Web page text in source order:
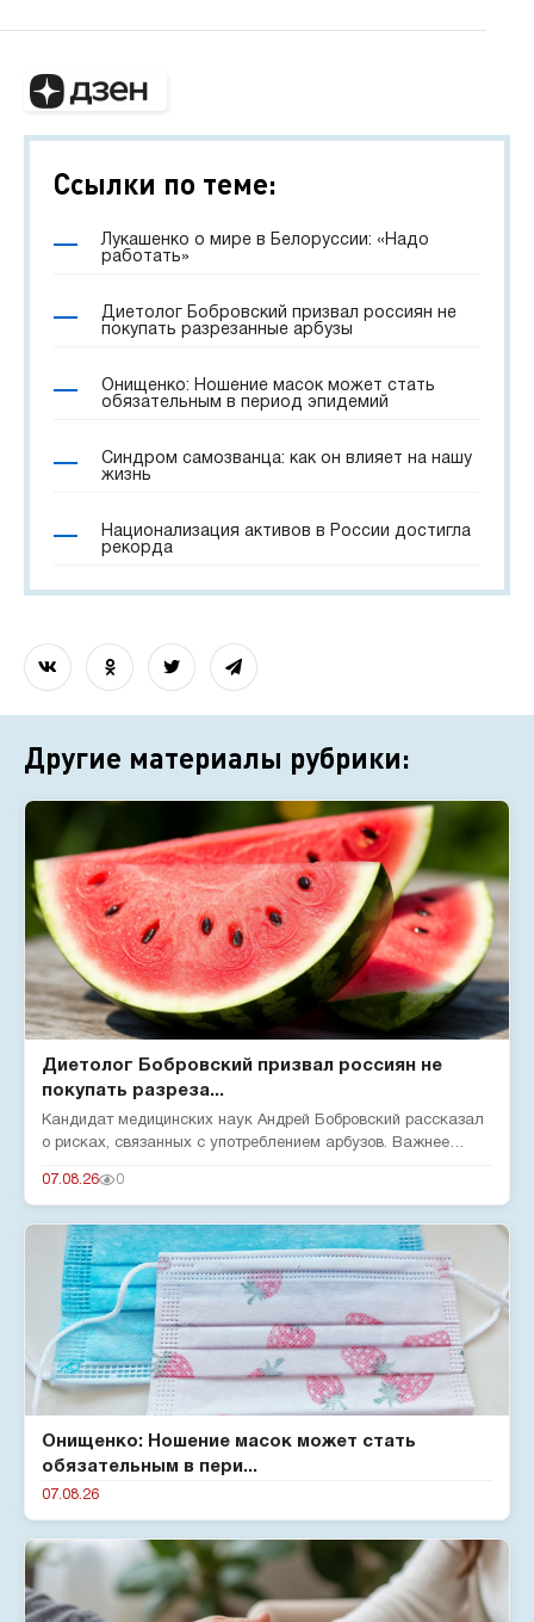
Ссылки по теме:
Лукашенко о мире в Белоруссии: «Надо
работать»
Диетолог Бобровский призвал россиян не
покупать разрезанные арбузы
Онищенко: Ношение масок может стать
обязательным в период эпидемий
Синдром самозванца: как он влияет на нашу
жизнь
Национализация активов в России достигла
рекорда
Другие материалы рубрики:
Диетолог Бобровский призвал россиян не
покупать разреза...
Кандидат медицинских наук Андрей Бобровский рассказал
о рисках, связанных с употреблением арбузов. Важнее
07.08.26 0
Онищенко: Ношение масок может стать
обязательным в пери...
07.08.26